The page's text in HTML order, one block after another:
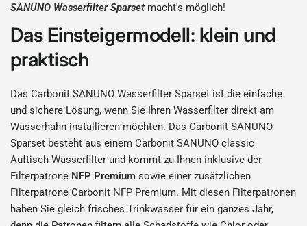
SANUNO Wasserfilter Sparset macht's möglich!
Das Einsteigermodell: klein und
praktisch
Das Carbonit SANUNO Wasserfilter Sparset ist die einfache
und sichere Lösung, wenn Sie Ihren Wasserfilter direkt am
Wasserhahn installieren möchten. Das Carbonit SANUNO
Sparset besteht aus einem Carbonit SANUNO classic
Auftisch-Wasserfilter und kommt zu Ihnen inklusive der
Filterpatrone NFP Premium sowie einer zusätzlichen
Filterpatrone Carbonit NFP Premium. Mit diesen Filterpatronen
haben Sie gleich frisches Trinkwasser für ein ganzes Jahr,